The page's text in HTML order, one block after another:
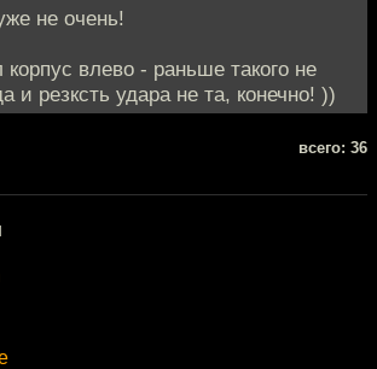
не очень!
влево - раньше такого не
и резксть удара не та, конечно! ))
всего: 36